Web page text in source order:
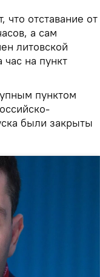
отставание от
а сам
литовской
на пункт
пунктом
были закрыты